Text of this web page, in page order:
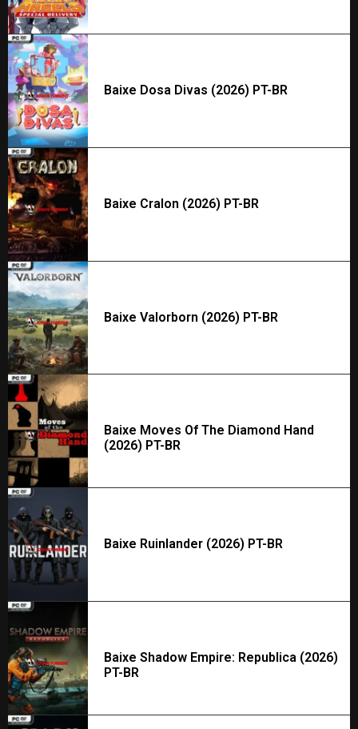
Baixe Dosa Divas (2026) PT-BR
Baixe Cralon (2026) PT-BR
Baixe Valorborn (2026) PT-BR
Baixe Moves Of The Diamond Hand
(2026) PT-BR
Baixe Ruinlander (2026) PT-BR
Baixe Shadow Empire: Republica (2026)
PT-BR